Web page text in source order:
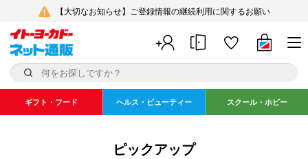
【大切なお知らせ】ご登録情報の継続利用に関するお願い
ギフト・フード ヘルス・ビューティー スクール・ホビー
ピックアップ